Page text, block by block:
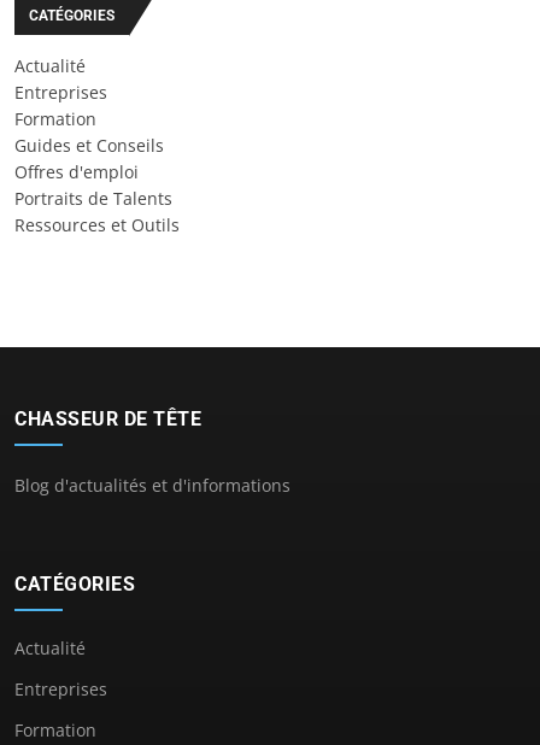
CATÉGORIES
Actualité
Entreprises
Formation
Guides et Conseils
Offres d'emploi
Portraits de Talents
Ressources et Outils
CHASSEUR DE TÊTE
Blog d'actualités et d'informations
CATÉGORIES
Actualité
Entreprises
Formation